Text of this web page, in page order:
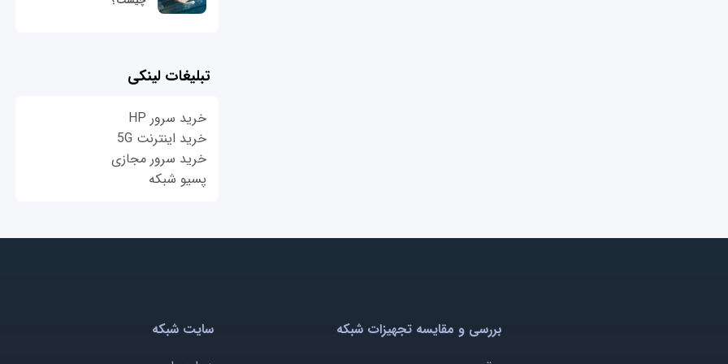
تبلیغات لینکی
خرید سرور HP
خرید اینترنت 5G
خرید سرور مجازی
پسیو شبکه
بررسی و مقایسه تجهیزات شبکه
سایت شبکه